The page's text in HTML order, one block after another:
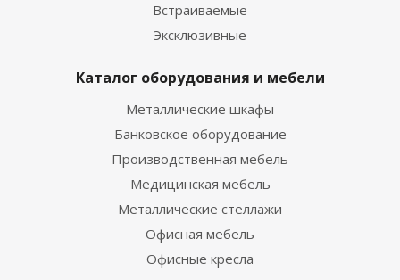
Встраиваемые
Эксклюзивные
Каталог оборудования и мебели
Металлические шкафы
Банковское оборудование
Производственная мебель
Медицинская мебель
Металлические стеллажи
Офисная мебель
Офисные кресла